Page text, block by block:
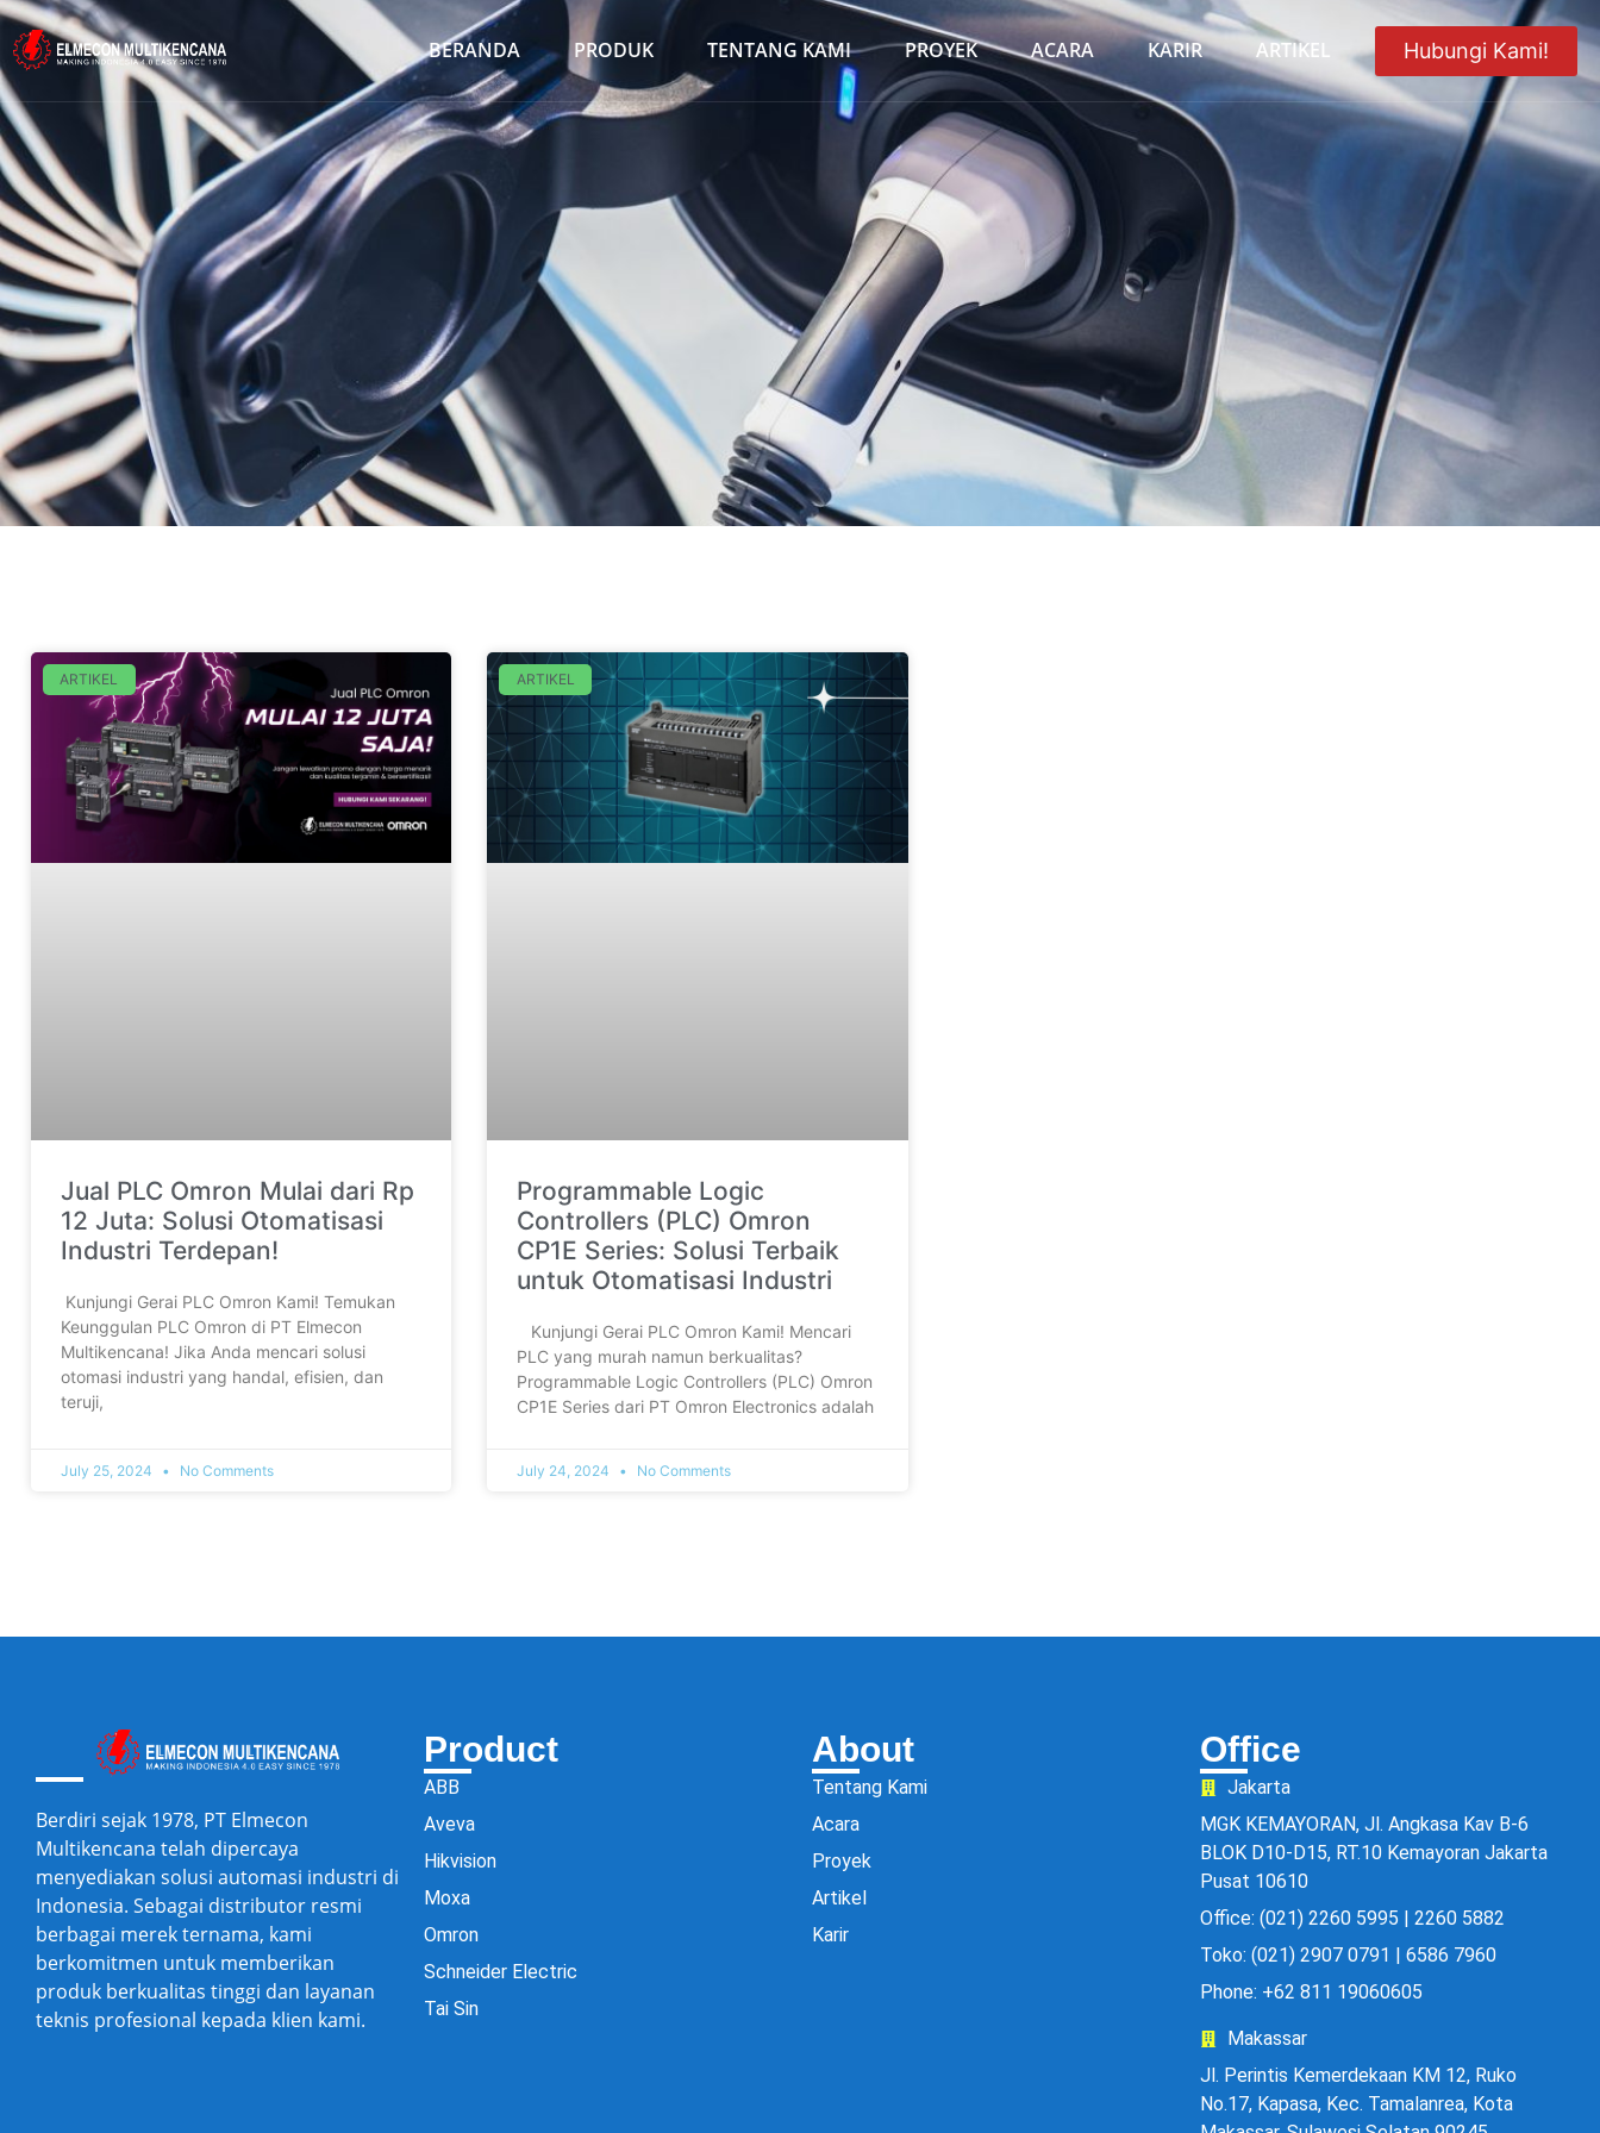
BERANDA PRODUK TENTANG KAMI PROYEK ACARA KARIR ARTIKEL Hubungi Kami!
ARTIKEL
Jual PLC Omron Mulai dari Rp
12 Juta: Solusi Otomatisasi
Industri Terdepan!
‎ ‎Kunjungi Gerai PLC Omron Kami! Temukan
Keunggulan PLC Omron di PT Elmecon
Multikencana! Jika Anda mencari solusi
otomasi industri yang handal, efisien, dan
teruji,
July 25, 2024 No Comments
ARTIKEL
Programmable Logic
Controllers (PLC) Omron
CP1E Series: Solusi Terbaik
untuk Otomatisasi Industri
‎ ‎Kunjungi Gerai PLC Omron Kami! Mencari
PLC yang murah namun berkualitas?
Programmable Logic Controllers (PLC) Omron
CP1E Series dari PT Omron Electronics adalah
July 24, 2024 No Comments
Berdiri sejak 1978, PT Elmecon
Multikencana telah dipercaya
menyediakan solusi automasi industri di
Indonesia. Sebagai distributor resmi
berbagai merek ternama, kami
berkomitmen untuk memberikan
produk berkualitas tinggi dan layanan
teknis profesional kepada klien kami.
Product
ABB
Aveva
Hikvision
Moxa
Omron
Schneider Electric
Tai Sin
About
Tentang Kami
Acara
Proyek
Artikel
Karir
Office
Jakarta
MGK KEMAYORAN, Jl. Angkasa Kav B-6
BLOK D10-D15, RT.10 Kemayoran Jakarta
Pusat 10610
Office: (021) 2260 5995 | 2260 5882
Toko: (021) 2907 0791 | 6586 7960
Phone: +62 811 19060605
Makassar
Jl. Perintis Kemerdekaan KM 12, Ruko
No.17, Kapasa, Kec. Tamalanrea, Kota